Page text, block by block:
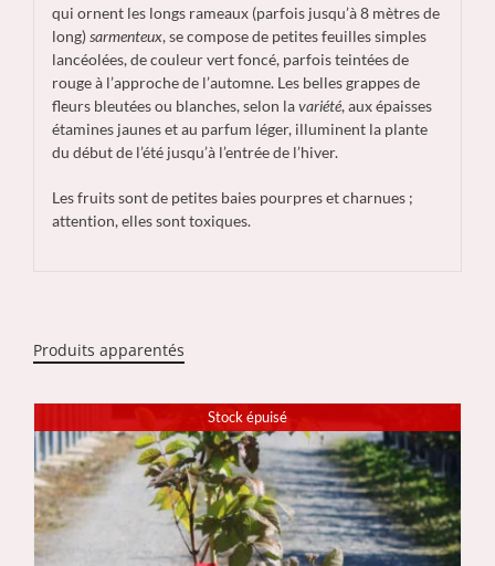
qui ornent les longs rameaux (parfois jusqu’à 8 mètres de
long)sarmenteux, se compose de petites feuilles simples
lancéolées, de couleur vert foncé, parfois teintées de
rouge à l’approche de l’automne. Les belles grappes de
fleurs bleutées ou blanches, selon lavariété, aux épaisses
étamines jaunes et au parfum léger, illuminent la plante
du début de l’été jusqu’à l’entrée de l’hiver.
Les fruits sont de petites baies pourpres et charnues ;
attention, elles sont toxiques.
Produits apparentés
Stock épuisé